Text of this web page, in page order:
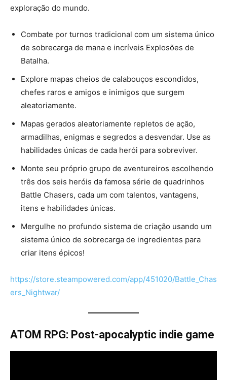
exploração do mundo.
Combate por turnos tradicional com um sistema único
de sobrecarga de mana e incríveis Explosões de
Batalha.
Explore mapas cheios de calabouços escondidos,
chefes raros e amigos e inimigos que surgem
aleatoriamente.
Mapas gerados aleatoriamente repletos de ação,
armadilhas, enigmas e segredos a desvendar. Use as
habilidades únicas de cada herói para sobreviver.
Monte seu próprio grupo de aventureiros escolhendo
três dos seis heróis da famosa série de quadrinhos
Battle Chasers, cada um com talentos, vantagens,
itens e habilidades únicas.
Mergulhe no profundo sistema de criação usando um
sistema único de sobrecarga de ingredientes para
criar itens épicos!
https://store.steampowered.com/app/451020/Battle_Chas
ers_Nightwar/
ATOM RPG: Post-apocalyptic indie game